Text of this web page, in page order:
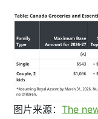
图片来源： The